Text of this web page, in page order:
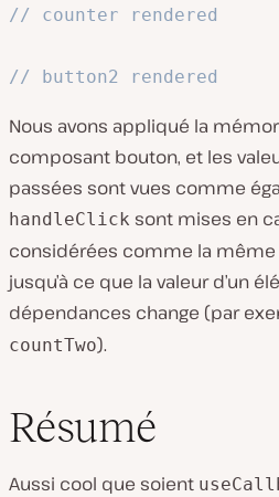
// counter rendered
// button2 rendered
Nous avons appliqué la
composant bouton, et les
passées sont vues comme
handleClick sont mises en
considérées comme la
jusqu’à ce que la valeur d’un
dépendances change (par
countTwo).
Résumé
Aussi cool que soient